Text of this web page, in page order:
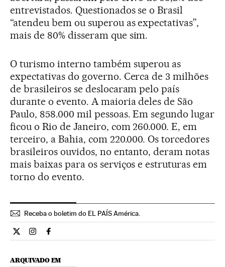
entrevistados. Questionados se o Brasil
“atendeu bem ou superou as expectativas”,
mais de 80% disseram que sim.
O turismo interno também superou as
expectativas do governo. Cerca de 3 milhões
de brasileiros se deslocaram pelo país
durante o evento. A maioria deles de São
Paulo, 858.000 mil pessoas. Em segundo lugar
ficou o Rio de Janeiro, com 260.000. E, em
terceiro, a Bahia, com 220.000. Os torcedores
brasileiros ouvidos, no entanto, deram notas
mais baixas para os serviços e estruturas em
torno do evento.
Receba o boletim do EL PAÍS América.
Economia El País Brasil en Twitter
Economia El País Brasil en Instagram
Economia El País Brasil en Facebook
ARQUIVADO EM